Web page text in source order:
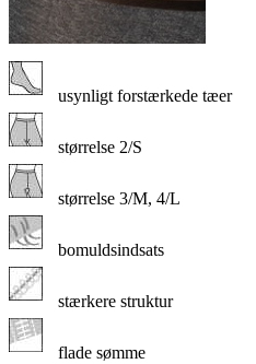
usynligt forstærkede tæer
størrelse 2/S
størrelse 3/M, 4/L
bomuldsindsats
stærkere struktur
flade sømme